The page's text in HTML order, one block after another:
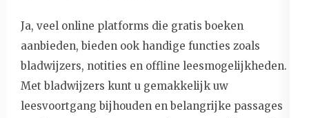
Ja, veel online platforms die gratis boeken
aanbieden, bieden ook handige functies zoals
bladwijzers, notities en offline leesmogelijkheden.
Met bladwijzers kunt u gemakkelijk uw
leesvoortgang bijhouden en belangrijke passages